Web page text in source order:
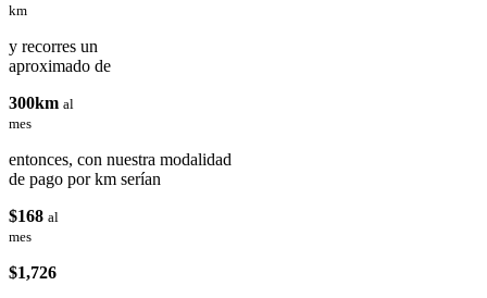
km
y recorres un
aproximado de
300km al
mes
entonces, con nuestra modalidad
de pago por km serían
$168 al
mes
$1,726